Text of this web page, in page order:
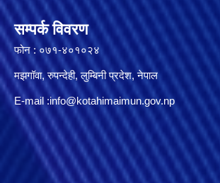
सम्पर्क विवरण
फोन : ०७१-४०१०२४
मझगॉवा, रुपन्देही, लुम्बिनी प्रदेश, नेपाल
E-mail :info@kotahimaimun.gov.np